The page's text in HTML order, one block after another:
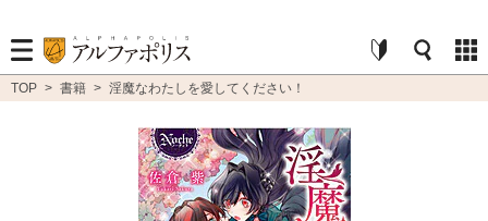
TOP > 書籍 > 淫魔なわたしを愛してください！